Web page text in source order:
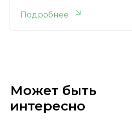
Подробнее
Может быть
интересно